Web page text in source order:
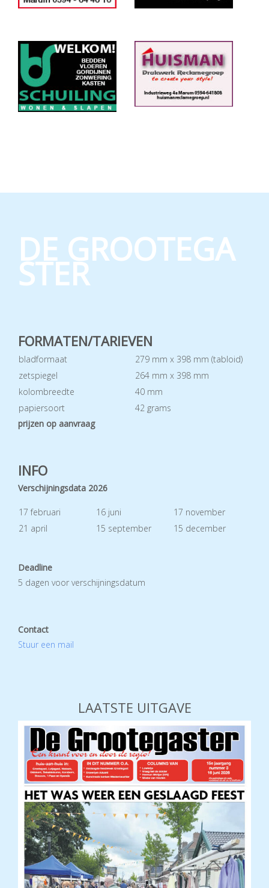
DE GROOTEGA
STER
FORMATEN/TARIEVEN
bladformaat
279 mm x 398 mm (tabloid)
zetspiegel
264 mm x 398 mm
kolombreedte
40 mm
papiersoort
42 grams
prijzen op aanvraag
INFO
Verschijningsdata 2026
17 februari 16 juni
17 november
21 april
15 september 15 december
Deadline
5 dagen voor verschijningsdatum
Contact
Stuur een mail
LAATSTE UITGAVE